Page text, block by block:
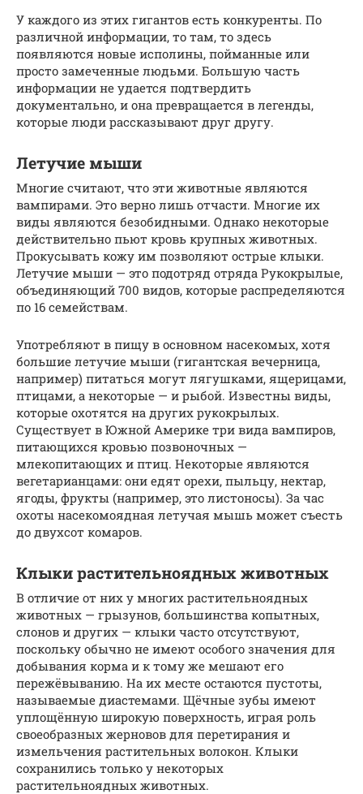
У каждого из этих гигантов есть конкуренты. По
различной информации, то там, то здесь
появляются новые исполины, пойманные или
просто замеченные людьми. Большую часть
информации не удается подтвердить
документально, и она превращается в легенды,
которые люди рассказывают друг другу.
Летучие мыши
Многие считают, что эти животные являются
вампирами. Это верно лишь отчасти. Многие их
виды являются безобидными. Однако некоторые
действительно пьют кровь крупных животных.
Прокусывать кожу им позволяют острые клыки.
Летучие мыши — это подотряд отряда Рукокрылые,
объединяющий 700 видов, которые распределяются
по 16 семействам.
Употребляют в пищу в основном насекомых, хотя
большие летучие мыши (гигантская вечерница,
например) питаться могут лягушками, ящерицами,
птицами, а некоторые — и рыбой. Известны виды,
которые охотятся на других рукокрылых.
Существует в Южной Америке три вида вампиров,
питающихся кровью позвоночных —
млекопитающих и птиц. Некоторые являются
вегетарианцами: они едят орехи, пыльцу, нектар,
ягоды, фрукты (например, это листоносы). За час
охоты насекомоядная летучая мышь может съесть
до двухсот комаров.
Клыки растительноядных животных
В отличие от них у многих растительноядных
животных — грызунов, большинства копытных,
слонов и других — клыки часто отсутствуют,
поскольку обычно не имеют особого значения для
добывания корма и к тому же мешают его
пережёвыванию. На их месте остаются пустоты,
называемые диастемами. Щёчные зубы имеют
уплощённую широкую поверхность, играя роль
своеобразных жерновов для перетирания и
измельчения растительных волокон. Клыки
сохранились только у некоторых
растительноядных животных.